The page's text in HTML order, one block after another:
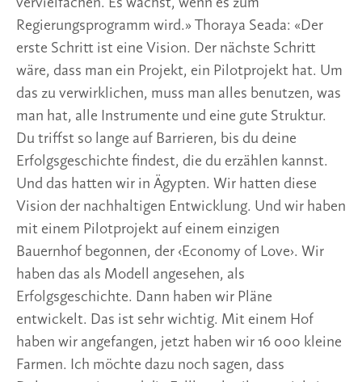
vervielfachen. Es wächst, wenn es zum
Regierungsprogramm wird.» Thoraya Seada: «Der
erste Schritt ist eine Vision. Der nächste Schritt
wäre, dass man ein Projekt, ein Pilotprojekt hat. Um
das zu verwirklichen, muss man alles benutzen, was
man hat, alle Instrumente und eine gute Struktur.
Du triffst so lange auf Barrieren, bis du deine
Erfolgsgeschichte findest, die du erzählen kannst.
Und das hatten wir in Ägypten. Wir hatten diese
Vision der nachhaltigen Entwicklung. Und wir haben
mit einem Pilotprojekt auf einem einzigen
Bauernhof begonnen, der ‹Economy of Love›. Wir
haben das als Modell angesehen, als
Erfolgsgeschichte. Dann haben wir Pläne
entwickelt. Das ist sehr wichtig. Mit einem Hof
haben wir angefangen, jetzt haben wir 16 000 kleine
Farmen. Ich möchte dazu noch sagen, dass